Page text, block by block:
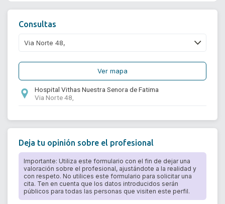
Consultas
Ver mapa
Hospital Vithas Nuestra Senora de Fatima
Via Norte 48,
Deja tu opinión sobre el profesional
Importante: Utiliza este formulario con el fin de dejar una
valoración sobre el profesional, ajustándote a la realidad y
con respeto. No utilices este formulario para solicitar una
cita. Ten en cuenta que los datos introducidos serán
públicos para todas las personas que visiten este perfil.